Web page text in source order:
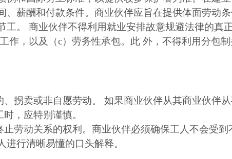
薪酬和付款条件。商业伙伴应旨在提供体面劳动
。 商业伙伴不得利用就业安排故意规避法律的真
，以及（c）劳务性承包。此 外，不得利用分包制
拐卖或非自愿劳动。 如果商业伙伴从其商业伙伴
，应特别谨慎。
劳动关系的权利。商业伙伴必须确保工人不会受
行清晰易懂的口头解释。